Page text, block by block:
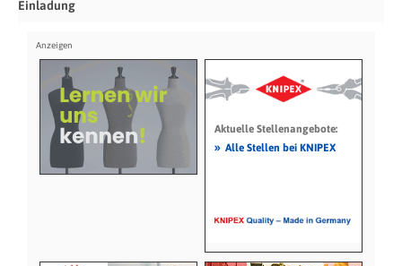
Einladung
Aktuelle Stellenangebote:
» Alle Stellen bei KNIPEX